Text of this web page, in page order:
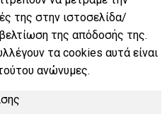
της στην ιστοσελίδα/
της απόδοσής της.
τα cookies αυτά είναι
ανώνυμες.